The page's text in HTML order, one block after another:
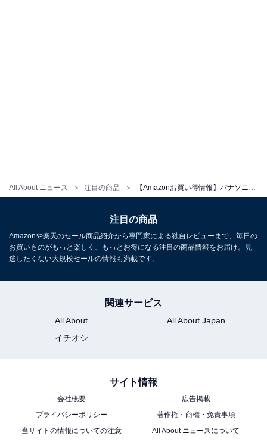
All About ニュース 注目の商品
パナソニック「EZ7521LA2S-H」
パナソニック(Panasonic) 充電スティックインパクトドラ
Amazonで見る
パナソニック「EZ75A9X-B」
注目の商品
Amazonや楽天のセール商品紹介から専門家による独自レビューまで、毎日の
お買いものがもっと楽しく、もっとお得になる注目の商品情報をお届け。見
逃したくない大規模セールの情報も満載です。
関連サービス
All About
All About Japan
イチオシ
サイト情報
会社概要
広告掲載
プライバシーポリシー
著作権・商標・免責事項
当サイトの情報についての注意
All About ニュースについて